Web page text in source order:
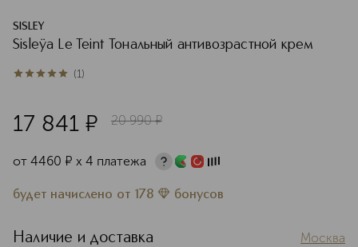
SISLEY
Sisleÿa Le Teint Тональный антивозрастной крем
5из 51 (1)
17 841 ¤ 20 990 ¤
от 4460 ¤ х 4 платежа
будет начислено от 178 бонусов
Наличие и доставка Москва